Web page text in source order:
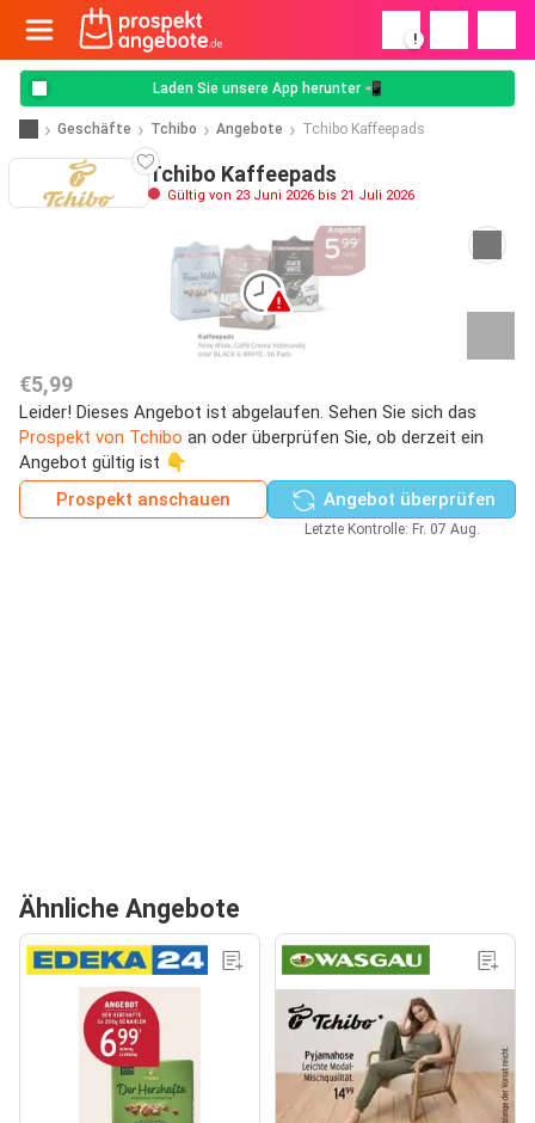
!
Laden Sie unsere App herunter 📲
Geschäfte Tchibo Angebote Tchibo Kaffeepads
Tchibo Kaffeepads
Gültig von 23 Juni 2026 bis 21 Juli 2026
€5,99
Leider! Dieses Angebot ist abgelaufen. Sehen Sie sich das
Prospekt von Tchibo an oder überprüfen Sie, ob derzeit ein
Angebot gültig ist 👇
Prospekt anschauen
Angebot überprüfen
Letzte Kontrolle: Fr. 07 Aug.
Ähnliche Angebote